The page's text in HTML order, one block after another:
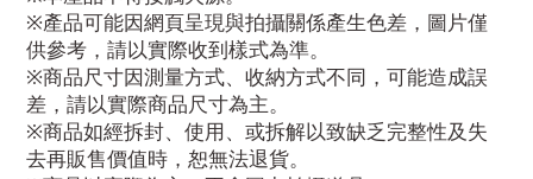
※產品可能因網頁呈現與拍攝關係產生色差，圖片僅
供參考，請以實際收到樣式為準。
※商品尺寸因測量方式、收納方式不同，可能造成誤
差，請以實際商品尺寸為主。
※商品如經拆封、使用、或拆解以致缺乏完整性及失
去再販售價值時，恕無法退貨。